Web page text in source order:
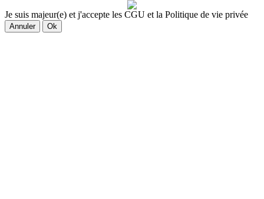
Je suis majeur(e) et j'accepte les CGU et la Politique de vie privée
Annuler Ok